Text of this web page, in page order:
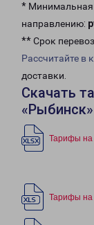
* Минимальная
направлению:
** Срок
Рассчитайте в
доставки.
Скачать
«Рыбинск»
Тарифы на
Тарифы на